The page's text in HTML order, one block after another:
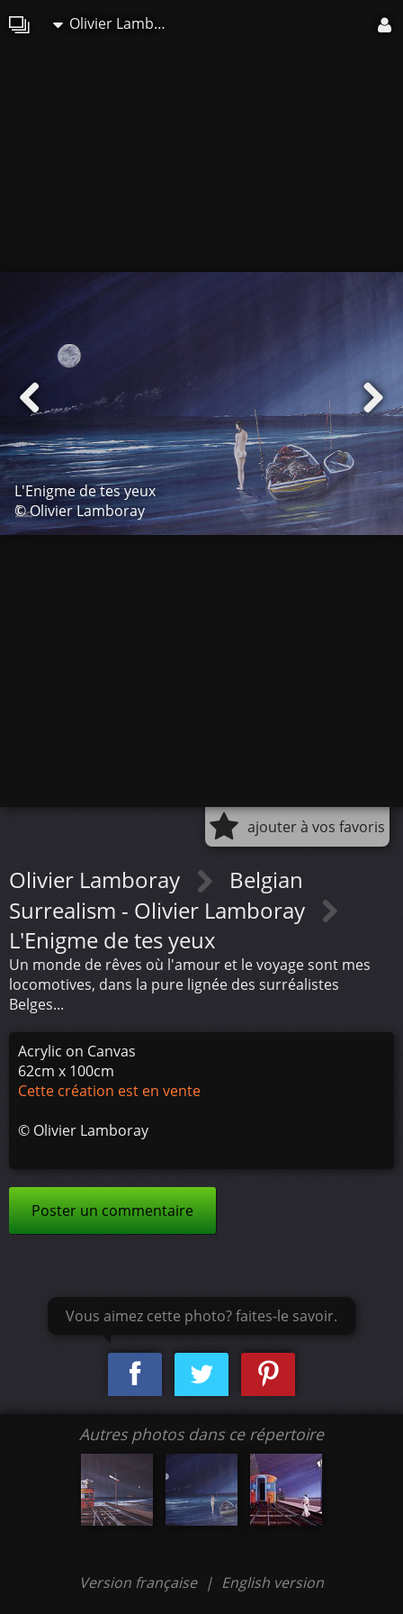
Olivier Lamboray
L'Enigme de tes yeux
© Olivier Lamboray
ajouter à vos favoris
Olivier Lamboray
Belgian
Surrealism - Olivier Lamboray
L'Enigme de tes yeux
Un monde de rêves où l'amour et le voyage sont mes
locomotives, dans la pure lignée des surréalistes
Belges...
Acrylic on Canvas
62cm x 100cm
Cette création est en vente
© Olivier Lamboray
Poster un commentaire
Vous aimez cette photo? faites-le savoir.
Autres photos dans ce répertoire
Version française | English version